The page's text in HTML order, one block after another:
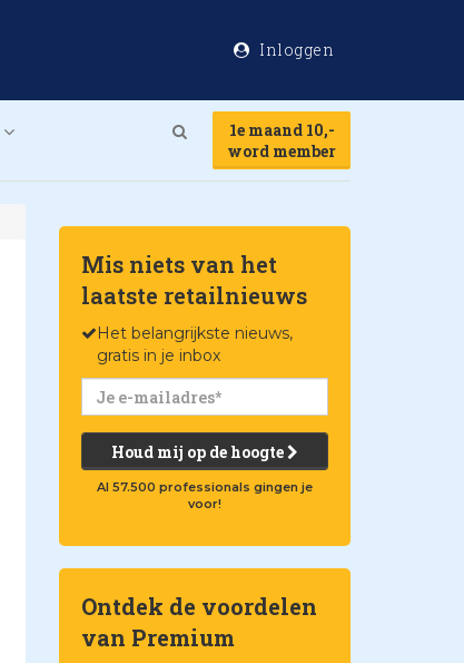
Inloggen
1e maand 10,-
word member
Mis niets van het
laatste retailnieuws
Het belangrijkste nieuws,
gratis in je inbox
Houd mij op de hoogte
Al 57.500 professionals gingen je
voor!
Ontdek de voordelen
van Premium